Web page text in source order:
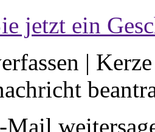
jetzt ein
|